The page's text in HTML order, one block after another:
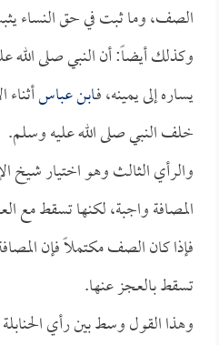
الصف، وما ثبت في حق النساء
وكذلك أيضاً: أن النبي صلى الله
يساره إلى يمينه، فـابن عباس
خلف النبي صلى الله عليه وسلم.
والرأي الثالث وهو اختيار شيخ
المصافة واجبة، لكنها تسقط مع
فإذا كان الصف مكتملاً فإن
تسقط بالعجز عنها.
وهذا القول وسط بين رأي